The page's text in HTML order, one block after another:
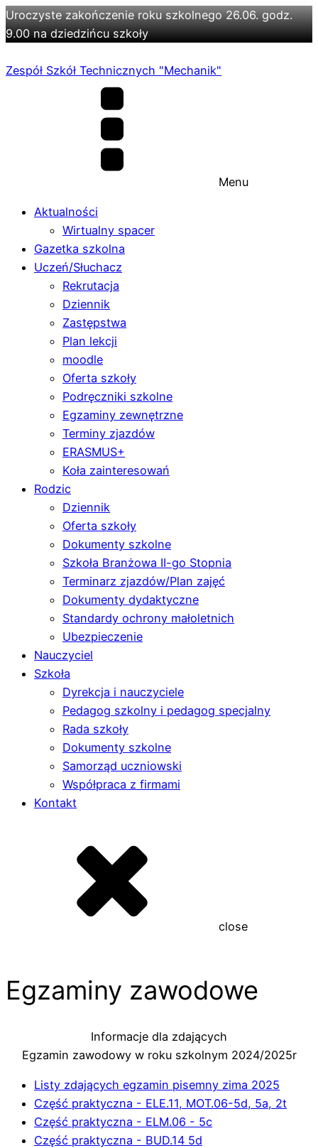
Uroczyste zakończenie roku szkolnego 26.06. godz.
9.00 na dziedzińcu szkoły
Zespół Szkół Technicznych "Mechanik"
Menu
Aktualności
Wirtualny spacer
Gazetka szkolna
Uczeń/Słuchacz
Rekrutacja
Dziennik
Zastępstwa
Plan lekcji
moodle
Oferta szkoły
Podręczniki szkolne
Egzaminy zewnętrzne
Terminy zjazdów
ERASMUS+
Koła zainteresowań
Rodzic
Dziennik
Oferta szkoły
Dokumenty szkolne
Szkoła Branżowa II-go Stopnia
Terminarz zjazdów/Plan zajęć
Dokumenty dydaktyczne
Standardy ochrony małoletnich
Ubezpieczenie
Nauczyciel
Szkoła
Dyrekcja i nauczyciele
Pedagog szkolny i pedagog specjalny
Rada szkoły
Dokumenty szkolne
Samorząd uczniowski
Współpraca z firmami
Kontakt
close
Egzaminy zawodowe
Informacje dla zdających
Egzamin zawodowy w roku szkolnym 2024/2025r
Listy zdających egzamin pisemny zima 2025
Część praktyczna - ELE.11, MOT.06-5d, 5a, 2t
Część praktyczna - ELM.06 - 5c
Część praktyczna - BUD.14 5d